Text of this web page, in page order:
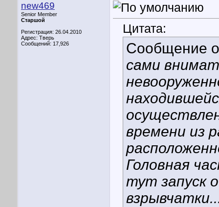
new469
Senior Member
Старшой
Регистрация: 26.04.2010
Адрес: Тверь
Сообщений: 17,926
Цитата:
Сообщение
сами
времени из
Головная
тут запуск